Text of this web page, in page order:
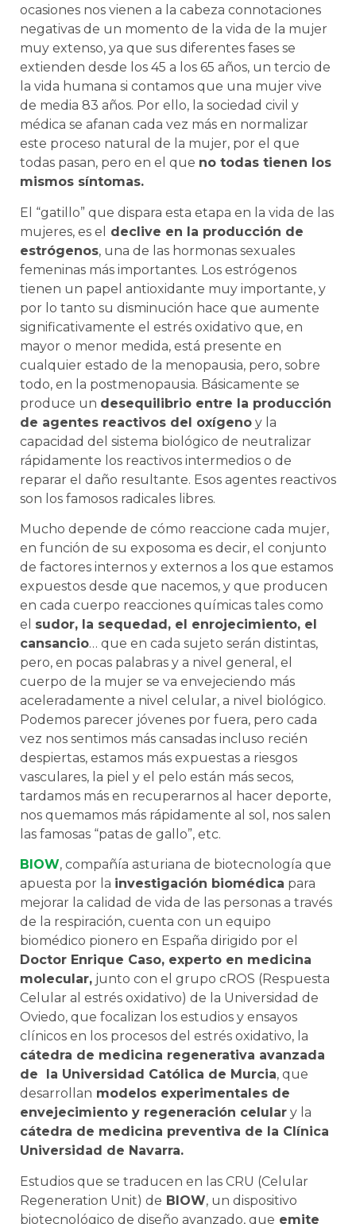
ocasiones nos vienen a la cabeza connotaciones
negativas de un momento de la vida de la mujer
muy extenso, ya que sus diferentes fases se
extienden desde los 45 a los 65 años, un tercio de
la vida humana si contamos que una mujer vive
de media 83 años. Por ello, la sociedad civil y
médica se afanan cada vez más en normalizar
este proceso natural de la mujer, por el que
todas pasan, pero en el que no todas tienen los
mismos síntomas.
El “gatillo” que dispara esta etapa en la vida de las
mujeres, es el
declive en la producción de
estrógenos, una de las hormonas sexuales
femeninas más importantes. Los estrógenos
tienen un papel antioxidante muy importante, y
por lo tanto su disminución hace que aumente
significativamente el estrés oxidativo que, en
mayor o menor medida, está presente en
cualquier estado de la menopausia, pero, sobre
todo, en la postmenopausia. Básicamente se
produce un desequilibrio entre la producción
de agentes reactivos del oxígeno y la
capacidad del sistema biológico de neutralizar
rápidamente los reactivos intermedios o de
reparar el daño resultante. Esos agentes reactivos
son los famosos radicales libres.
Mucho depende de cómo reaccione cada mujer,
en función de su exposoma es decir, el conjunto
de factores internos y externos a los que estamos
expuestos desde que nacemos, y que producen
en cada cuerpo reacciones químicas tales como
el sudor, la sequedad, el enrojecimiento, el
cansancio… que en cada sujeto serán distintas,
pero, en pocas palabras y a nivel general, el
cuerpo de la mujer se va envejeciendo más
aceleradamente a nivel celular, a nivel biológico.
Podemos parecer jóvenes por fuera, pero cada
vez nos sentimos más cansadas incluso recién
despiertas, estamos más expuestas a riesgos
vasculares, la piel y el pelo están más secos,
tardamos más en recuperarnos al hacer deporte,
nos quemamos más rápidamente al sol, nos salen
las famosas “patas de gallo”, etc.
BIOW, compañía asturiana de biotecnología que
apuesta por la investigación biomédica para
mejorar la calidad de vida de las personas a través
de la respiración, cuenta con un equipo
biomédico pionero en España dirigido por el
Doctor Enrique Caso, experto en medicina
molecular, junto con el grupo cROS (Respuesta
Celular al estrés oxidativo) de la Universidad de
Oviedo, que focalizan los estudios y ensayos
clínicos en los procesos del estrés oxidativo, la
cátedra de medicina regenerativa avanzada
de la Universidad Católica de Murcia, que
desarrollan modelos experimentales de
envejecimiento y regeneración celular y la
cátedra de medicina preventiva de la Clínica
Universidad de Navarra.
Estudios que se traducen en las CRU (Celular
Regeneration Unit) de BIOW, un dispositivo
biotecnológico de diseño avanzado, que emite